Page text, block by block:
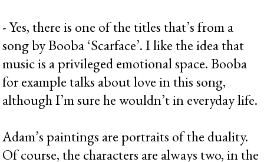
- Yes, there is one of the titles that’s from a
song by Booba ‘Scarface’. I like the idea that
music is a privileged emotional space. Booba
for example talks about love in this song,
although I’m sure he wouldn’t in everyday life.
Adam’s paintings are portraits of the duality.
Of course, the characters are always two, in the